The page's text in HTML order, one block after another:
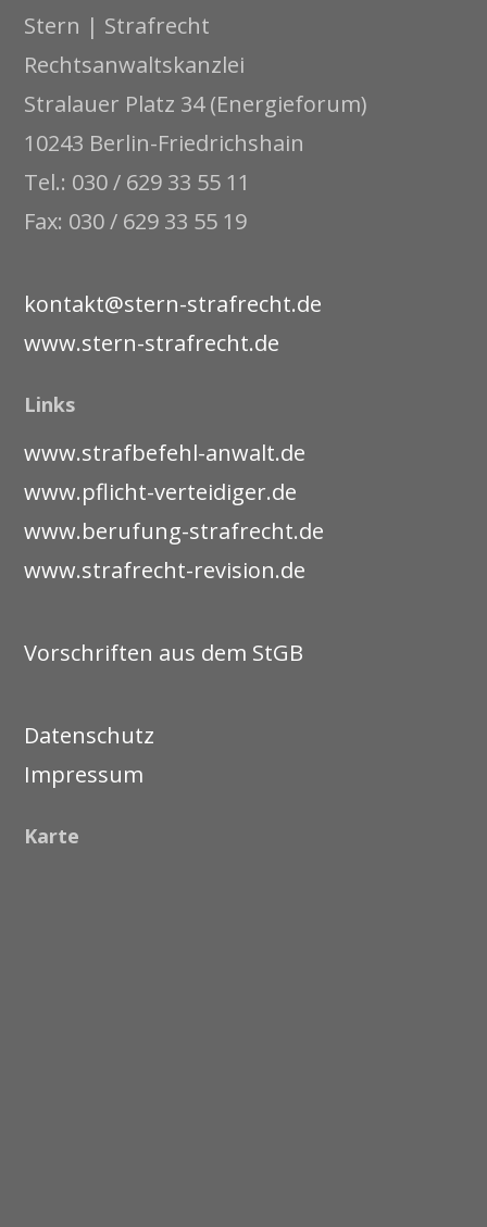
Stern | Strafrecht
Rechtsanwaltskanzlei
Stralauer Platz 34 (Energieforum)
10243 Berlin-Friedrichshain
Tel.: 030 / 629 33 55 11
Fax: 030 / 629 33 55 19
kontakt@stern-strafrecht.de
www.stern-strafrecht.de
Links
www.strafbefehl-anwalt.de
www.pflicht-verteidiger.de
www.berufung-strafrecht.de
www.strafrecht-revision.de
Vorschriften aus dem StGB
Datenschutz
Impressum
Karte